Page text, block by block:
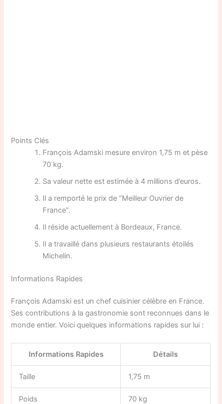
Points Clés
François Adamski mesure environ 1,75 m et pèse
70 kg.
Sa valeur nette est estimée à 4 millions d’euros.
Il a remporté le prix de “Meilleur Ouvrier de
France”.
Il réside actuellement à Bordeaux, France.
Il a travaillé dans plusieurs restaurants étoilés
Michelin.
Informations Rapides
François Adamski est un chef cuisinier célèbre en France.
Ses contributions à la gastronomie sont reconnues dans le
monde entier. Voici quelques informations rapides sur lui :
Informations Rapides Détails
Taille 1,75 m
Poids 70 kg